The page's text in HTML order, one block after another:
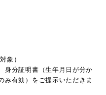
象）
身分証明書（生年月日が分か
み有効）をご提示いただきま